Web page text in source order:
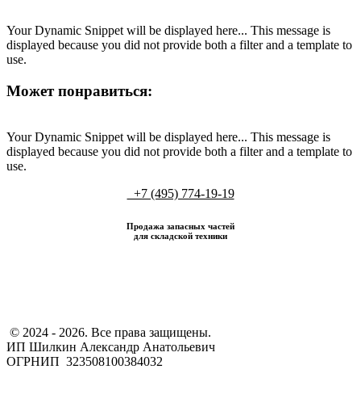
Your Dynamic Snippet will be displayed here... This message is
displayed because you did not provide both a filter and a template to
use.
Может понравиться:
Your Dynamic Snippet will be displayed here... This message is
displayed because you did not provide both a filter and a template to
use.
+7 (495) 774-19-19
Продажа запасных частей
для складской техники
​ © 2024 - 2026. Все права защищены.
ИП Шилкин Александр Анатольевич
ОГРНИП 323508100384032